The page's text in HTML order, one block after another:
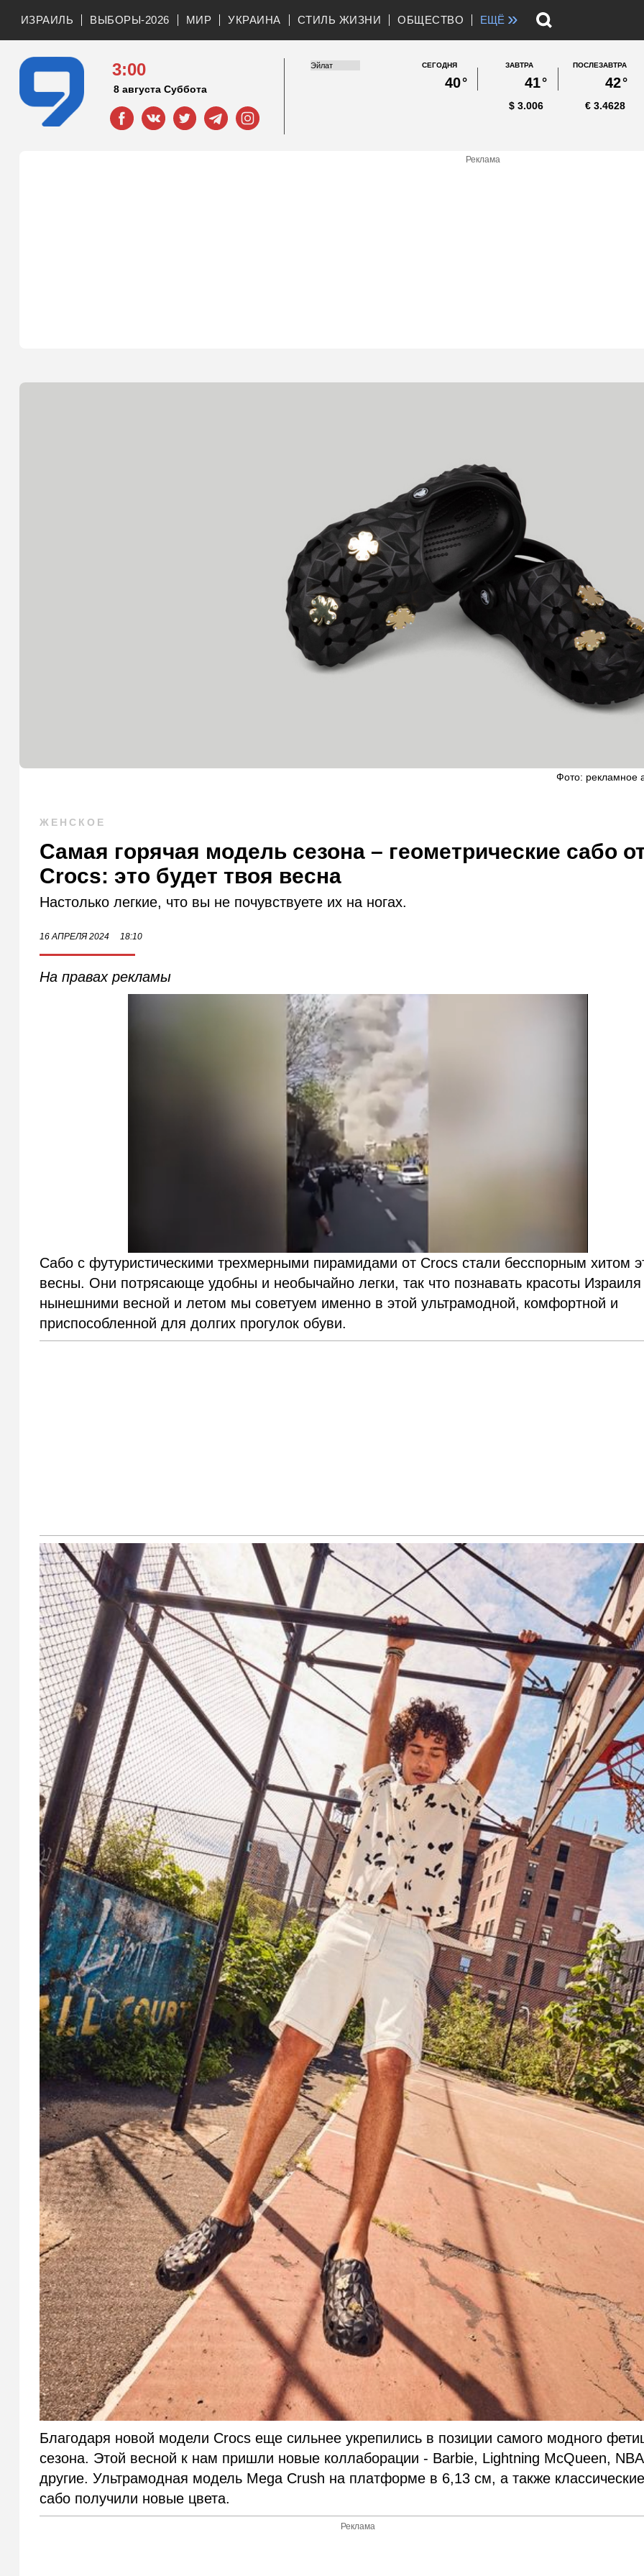
ИЗРАИЛЬ ВЫБОРЫ-2026 МИР УКРАИНА СТИЛЬ ЖИЗНИ ОБЩЕСТВО ЕЩЁ »
3:00
8 августа Суббота
СЕГОДНЯ
40°
ЗАВТРА
41°
ПОСЛЕЗАВТРА
42°
3.006
$ 3.4628
€
Реклама
Фото: рекламное
ЖЕНСКОЕ
Самая горячая модель сезона – геометрические сабо
Crocs: это будет твоя весна
Настолько легкие, что вы не почувствуете их на ногах.
16 АПРЕЛЯ 2024 18:10
На правах рекламы
Сабо с футуристическими трехмерными пирамидами от Crocs стали бесспорным хитом
весны. Они потрясающе удобны и необычайно легки, так что познавать красоты Израиля
нынешними весной и летом мы советуем именно в этой ультрамодной, комфортной и
приспособленной для долгих прогулок обуви.
Благодаря новой модели Crocs еще сильнее укрепились в позиции самого модного
сезона. Этой весной к нам пришли новые коллаборации - Barbie, Lightning McQueen,
другие. Ультрамодная модель Mega Crush на платформе в 6,13 см, а также классические
сабо получили новые цвета.
Реклама